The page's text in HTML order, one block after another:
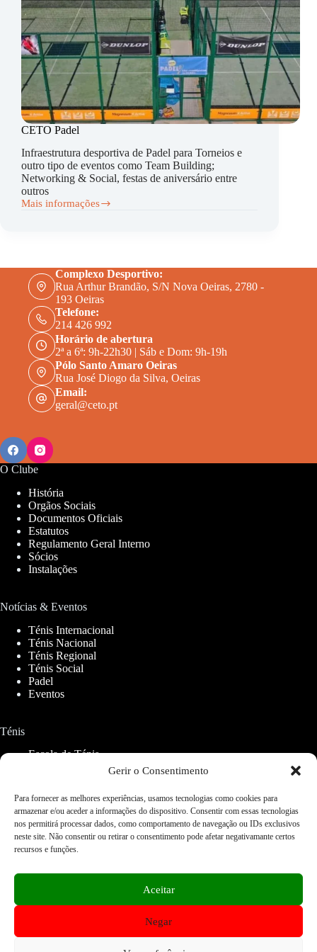
Gerir o Consentimento
Para fornecer as melhores experiências, usamos tecnologias como cookies para
armazenar e/ou aceder a informações do dispositivo. Consentir com essas tecnologias
nos permitirá processar dados, como comportamento de navegação ou IDs exclusivos
neste site. Não consentir ou retirar o consentimento pode afetar negativamante certos
recursos e funções.
Aceitar
Negar
CETO Padel
Infraestrutura desportiva de Padel para Torneios e
outro tipo de eventos como Team Building;
Networking & Social, festas de aniversário entre
outros
Mais informações
CETO
Complexo Desportivo:
Rua Arthur Brandão, S/N Nova Oeiras, 2780 -
193 Oeiras
Telefone:
214 426 992
Horário de abertura
2ª a 6ª: 9h-22h30 | Sáb e Dom: 9h-19h
Pólo Santo Amaro Oeiras
Rua José Diogo da Silva, Oeiras
Email:
geral@ceto.pt
O Clube
História
Orgãos Sociais
Documentos Oficiais
Estatutos
Regulamento Geral Interno
Sócios
Instalações
Notícias & Eventos
Ténis Internacional
Ténis Nacional
Ténis Regional
Ténis Social
Padel
Eventos
Ténis
Escola de Ténis
Aluguer de Campos
Padel
CETO Padel
Home
FAQ Contactos
Acessibilidade Web